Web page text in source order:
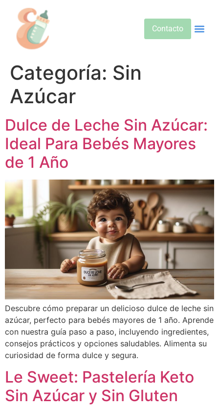
Contacto
Categoría: Sin
Azúcar
Dulce de Leche Sin Azúcar:
Ideal Para Bebés Mayores
de 1 Año
Descubre cómo preparar un delicioso dulce de leche sin
azúcar, perfecto para bebés mayores de 1 año. Aprende
con nuestra guía paso a paso, incluyendo ingredientes,
consejos prácticos y opciones saludables. Alimenta su
curiosidad de forma dulce y segura.
Le Sweet: Pastelería Keto
Sin Azúcar y Sin Gluten